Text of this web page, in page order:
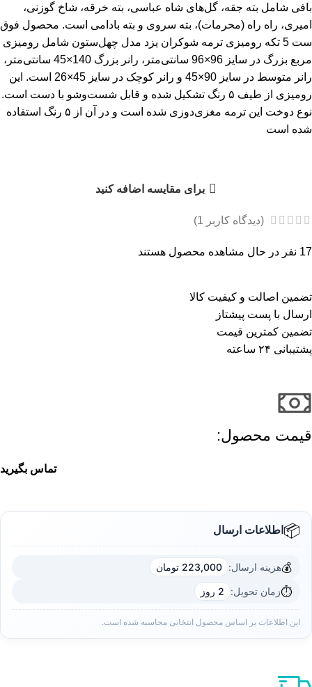
بافی شامل بته جقه، گل‌های شاه عباسی، بته خرقه، شاخ گوزنی،
امیری، راه راه (محرمات)، بته سروی و بته بادامی است. محصول فوق
ست 5 تکه رومیزی ترمه شوکران یزد مدل چهل‌ستون شامل رومیزی
مربع بزرگ در سایز 96×96 سانتی‌متر، رانر بزرگ 140×45 سانتی‌متر،
رانر متوسط در سایز 90×45 و رانر کوچک در سایز 45×26 است. این
رومیزی از طیف ۵ رنگ تشکیل شده و قابل شست‌وشو با دست است.
نوع دوخت این ترمه مغزی‌دوزی شده است و در آن از ۵ رنگ استفاده
شده است
برای مقایسه اضافه کنید
(دیدگاه کاربر 1
)
17 نفر در حال مشاهده محصول هستند
تضمین اصالت و کیفیت کالا
ارسال با پست پیشتاز
تضمین کمترین قیمت
پشتیبانی ۲۴ ساعته
قیمت محصول:​
تماس بگیرید
📦اطلاعات ارسال
💰هزینه ارسال: 223,000 تومان
⏱️زمان تحویل: 2 روز
این اطلاعات بر اساس محصول انتخابی محاسبه شده است.